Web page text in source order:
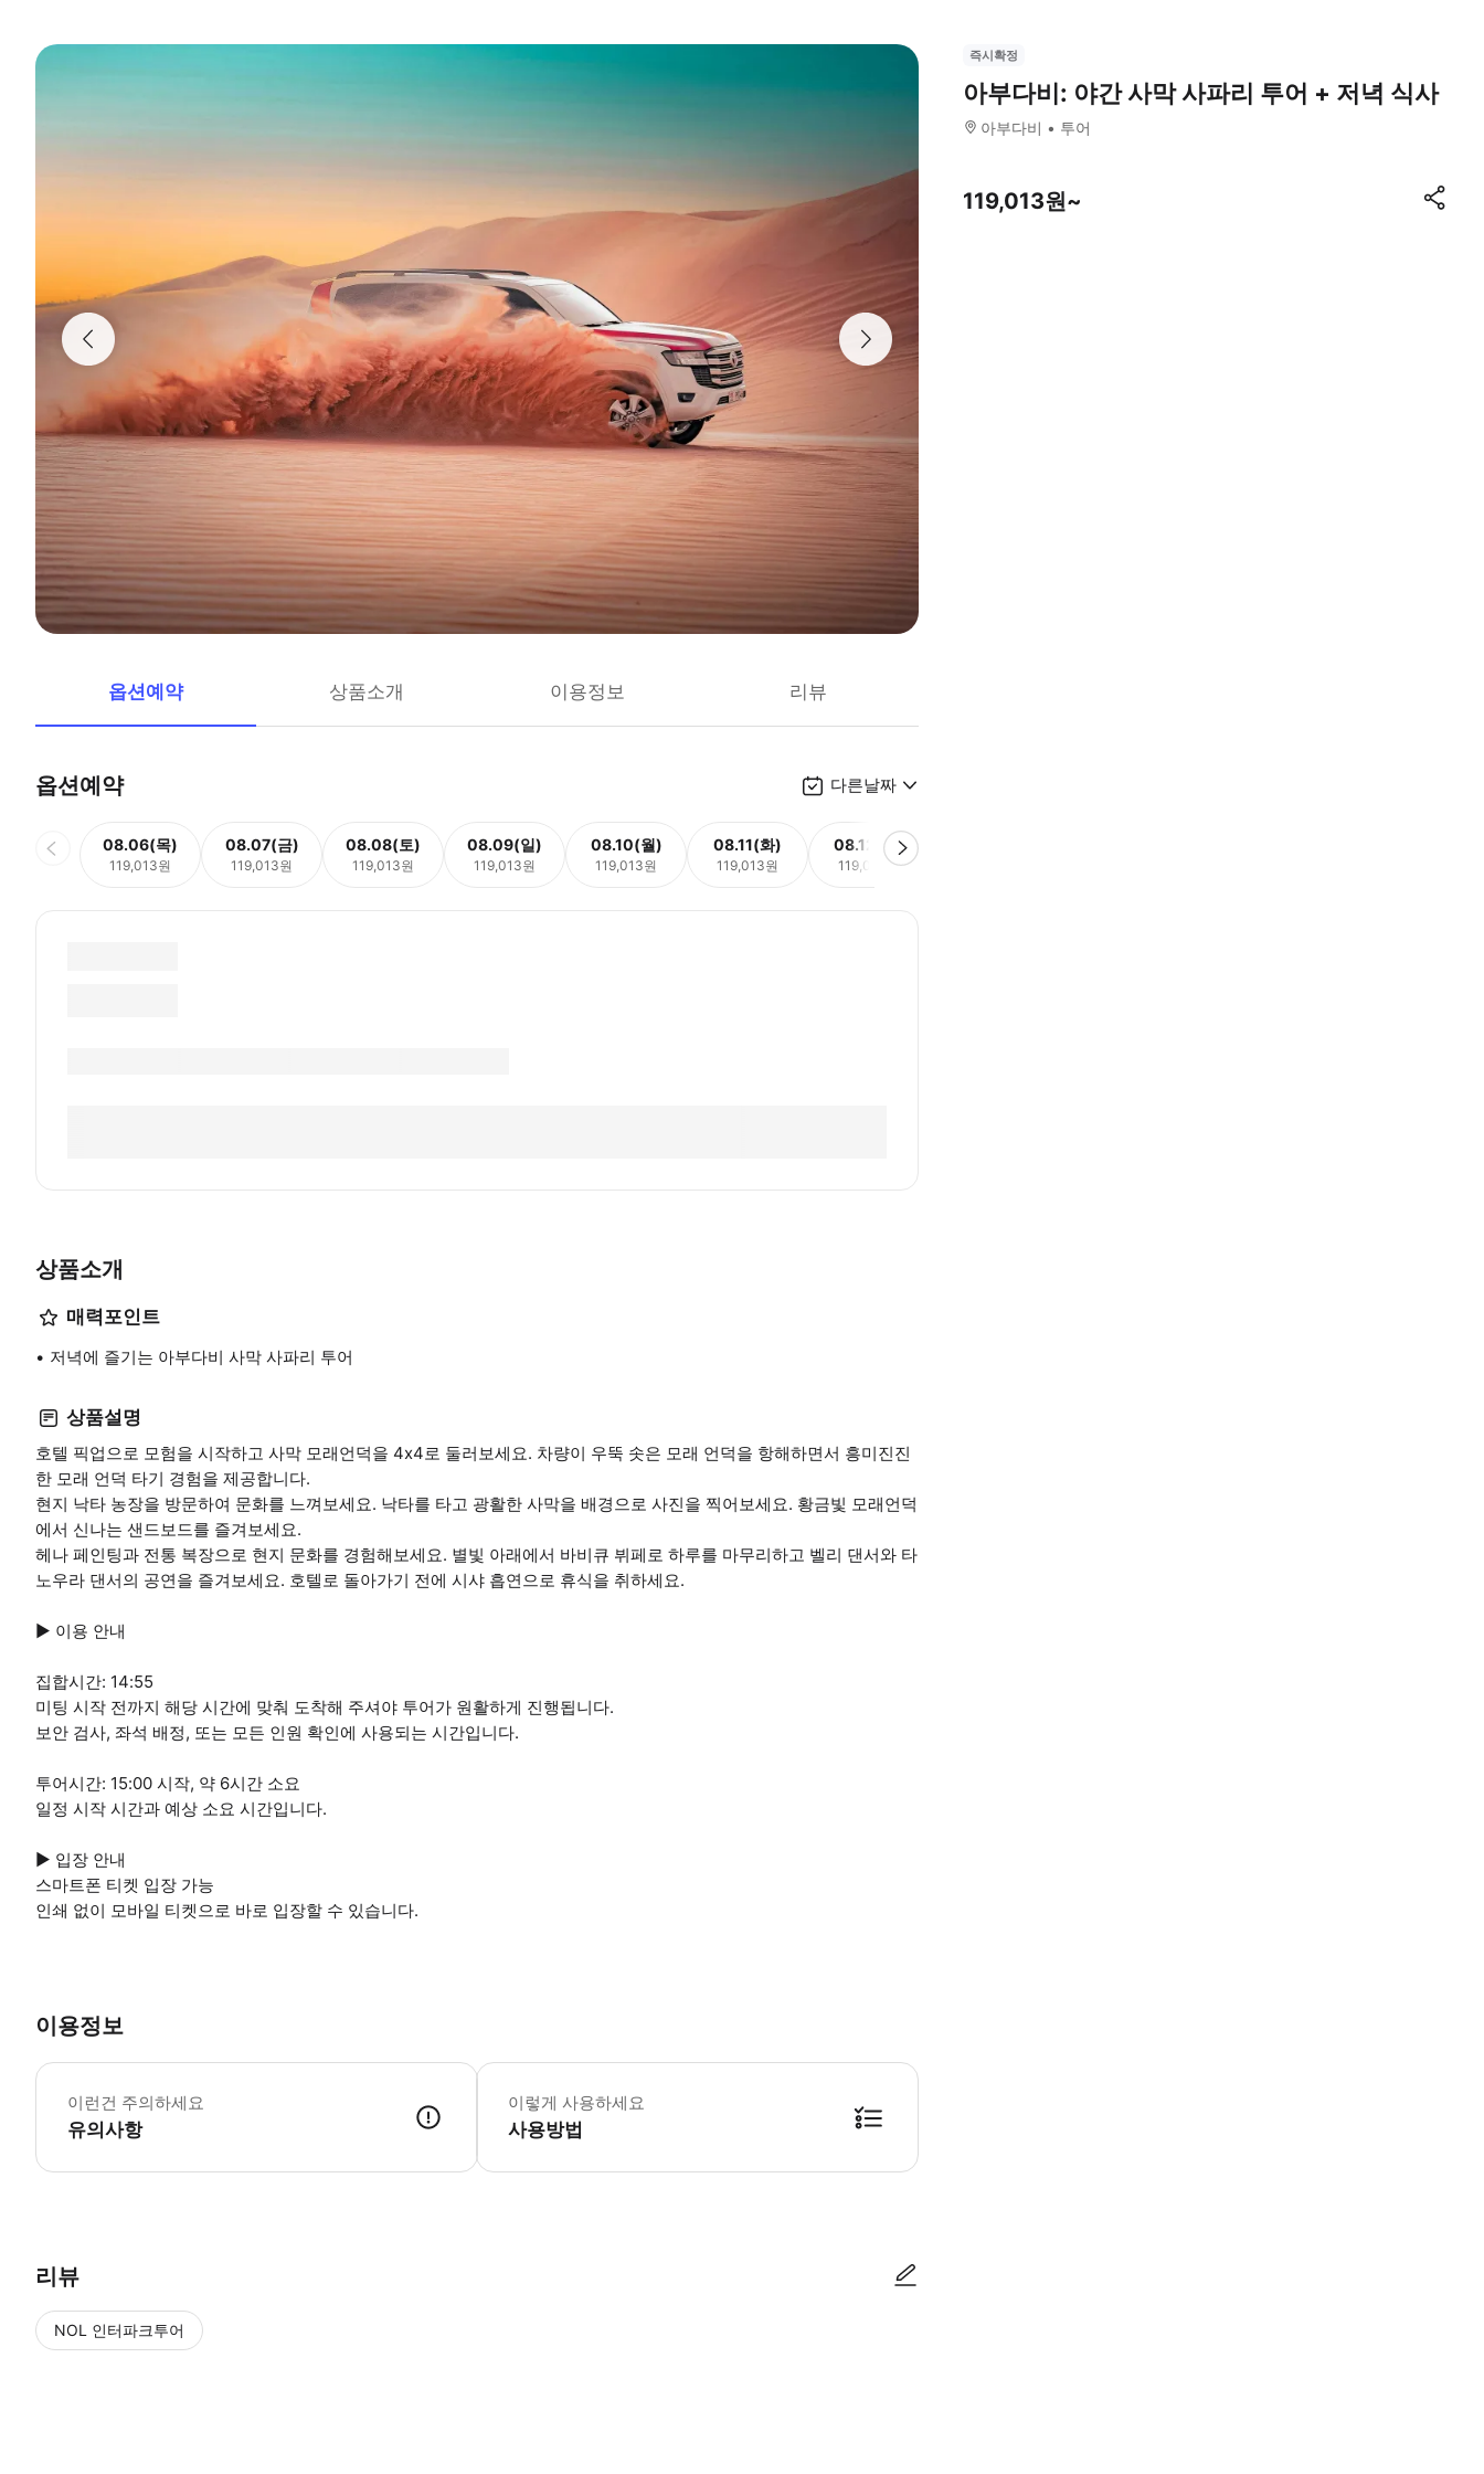
옵션예약 상품소개 이용정보 리뷰
옵션예약 다른날짜
08.06(목)
119,013원
08.07(금)
119,013원
08.08(토)
119,013원
08.09(일)
119,013원
08.10(월)
119,013원
08.11(화)
119,013원
08.12(수)
119,013원
상품소개
매력포인트
저녁에 즐기는 아부다비 사막 사파리 투어
상품설명
호텔 픽업으로 모험을 시작하고 사막 모래언덕을 4x4로 둘러보세요. 차량이 우뚝 솟은 모래 언덕을 항해하면서 흥미진진
한 모래 언덕 타기 경험을 제공합니다.
현지 낙타 농장을 방문하여 문화를 느껴보세요. 낙타를 타고 광활한 사막을 배경으로 사진을 찍어보세요. 황금빛 모래언덕
에서 신나는 샌드보드를 즐겨보세요.
헤나 페인팅과 전통 복장으로 현지 문화를 경험해보세요. 별빛 아래에서 바비큐 뷔페로 하루를 마무리하고 벨리 댄서와 타
노우라 댄서의 공연을 즐겨보세요. 호텔로 돌아가기 전에 시샤 흡연으로 휴식을 취하세요.
▶ 이용 안내
집합시간: 14:55
미팅 시작 전까지 해당 시간에 맞춰 도착해 주셔야 투어가 원활하게 진행됩니다.
보안 검사, 좌석 배정, 또는 모든 인원 확인에 사용되는 시간입니다.
투어시간: 15:00 시작, 약 6시간 소요
일정 시작 시간과 예상 소요 시간입니다.
▶ 입장 안내
스마트폰 티켓 입장 가능
인쇄 없이 모바일 티켓으로 바로 입장할 수 있습니다.
이용정보
이런건 주의하세요
유의사항
▶ 꼭 알아두세요 * 이 사막 사파리는 공유 단위로 운영되며, 각 차량은 최대 6명까지 수용할 수 있습니다. * 투어 가능 여부는 기상 조건에 따라 다릅니다.
이렇게 사용하세요
사용방법
리뷰
NOL 인터파크투어
즉시확정
아부다비: 야간 사막 사파리 투어 + 저녁 식사
아부다비 투어
119,013원~